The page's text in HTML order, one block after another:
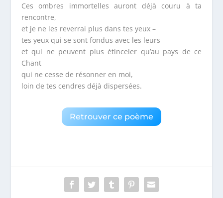
Ces ombres immortelles auront déjà couru à ta
rencontre,
et je ne les reverrai plus dans tes yeux –
tes yeux qui se sont fondus avec les leurs
et qui ne peuvent plus étinceler qu’au pays de ce
Chant
qui ne cesse de résonner en moi,
loin de tes cendres déjà dispersées.
Retrouver ce poème